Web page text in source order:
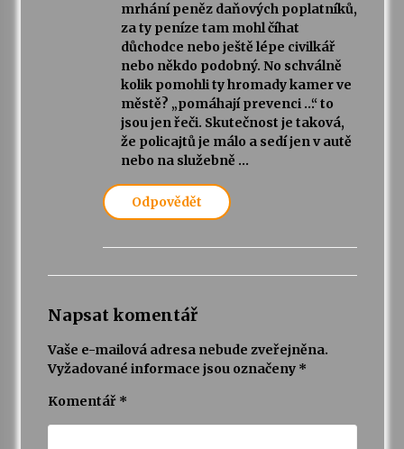
mrhání peněz daňových poplatníků,
za ty peníze tam mohl číhat
důchodce nebo ještě lépe civilkář
nebo někdo podobný. No schválně
kolik pomohli ty hromady kamer ve
městě? „pomáhají prevenci …“ to
jsou jen řeči. Skutečnost je taková,
že policajtů je málo a sedí jen v autě
nebo na služebně …
Odpovědět
Napsat komentář
Vaše e-mailová adresa nebude zveřejněna.
Vyžadované informace jsou označeny *
Komentář *